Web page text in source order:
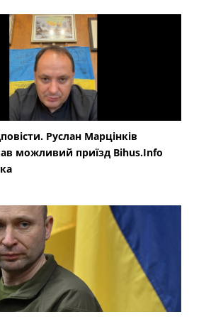
Руслан Марцінків
можливий приїзд Bihus.Info